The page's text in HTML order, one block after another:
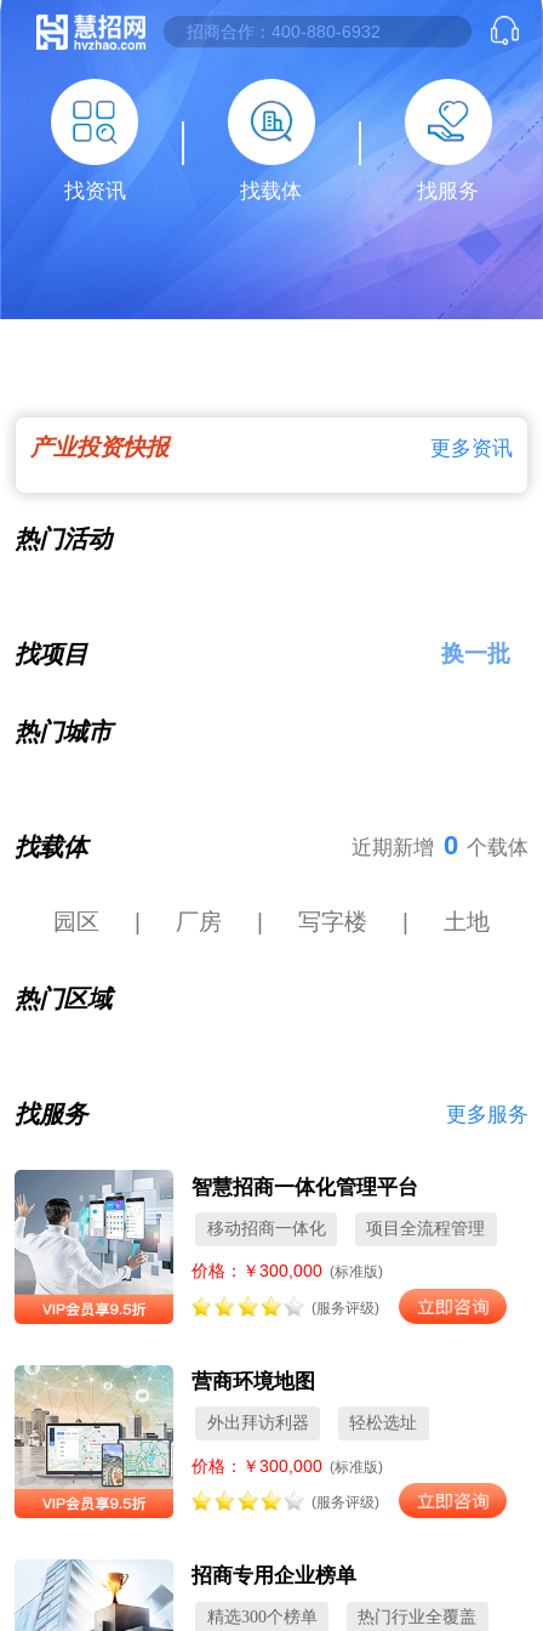
找资讯 找载体 找服务
产业投资快报 更多资讯
热门活动
找项目 换一批
热门城市
找载体 近期新增 0 个载体
园区 厂房 写字楼 土地
热门区域
找服务 更多服务
智慧招商一体化管理平台
移动招商一体化 项目全流程管理
价格：￥300,000 (标准版)
(服务评级)
营商环境地图
外出拜访利器 轻松选址
价格：￥300,000 (标准版)
(服务评级)
招商专用企业榜单
精选300个榜单 热门行业全覆盖